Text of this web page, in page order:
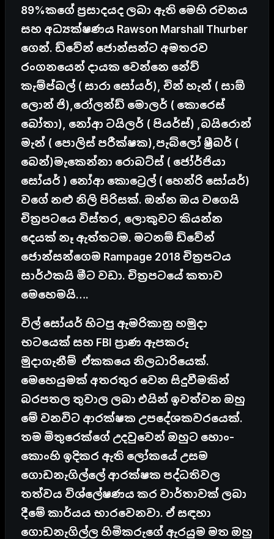
89%කගේ ප්‍රසාදයද ලබා ඇති මෙහි රචනය
සහ අධ්‍යක්ෂණය Rawson Marshall Thurber
ගෙන්. ඩ්වේන් ජොන්සන්ට අමතරව
රංගනයෙන් දායක වෙන්නෙ නේව්
කැම්ප්බල් ( සාරා සෝයර්), චින් හැන් ( සාඕ
ලොන් ජි),රෝලන්ඩ් මොලර් ( කොරෙස්
බෝතා), නෝආ ටයිලර් ( පියර්ස්) ,බයිරොන්
මැන් ( පොලිස් පරීක්ෂක),පැබ්ලෝ ෂ්‍රීබර් (
බෙන්)මැකෙන්නා රොබට්ස් ( ජෝර්ජියා
සෝයර් ) නෝආ කොට්‍රෙල් ( හෙන්රි සෝයර්)
වගේ නළු නිලි පිරිසක්. ඔන්න ඔය වගෙයි
චිත්‍රපටයෙ විස්තර, ලොකුවට කියන්න
දෙයක් නෑ ඇත්තටම. මටනම් ඩ්වේන්
ජොන්සන්ගෙම Rampage 2018 චිත්‍රපටය
සාර්ථකයි මීට වඩා. චිත්‍රපටයේ කතාව
මෙහෙමයි….
විල් සෝයර් හිටපු ඇමරිකානු හමුදා
භටයෙක් සහ FBI ප්‍රාණ ඇපකරු
මුදාගැනීම් ඒකකයෙ නිලධාරියෙක්.
මෙහෙයුමක් අතරතුර වෙන සිදුවීමකින්
බරපතල තුවාල ලබා එයින් ඉවත්වන ඔහු
මේ වනවිට ආරක්ෂක උපදේශකවරයෙක්.
තම මිතුරෙක්ගේ උදවුවෙන් ඔහුට හොං-
කොංහි ඉදිකර ඇති ලෝකයේ උසම
ගොඩනැගිල්ලේ ආරක්ෂක පද්ධතිවල
තත්වය විශ්ලේෂණය කර වාර්තාවක් ලබා
දීමේ කාර්යය භාරවෙනවා. ඒ සඳහා
ගොඩනැගිල්ල හිමිකරුගේ ඇරයුම මත ඔහු